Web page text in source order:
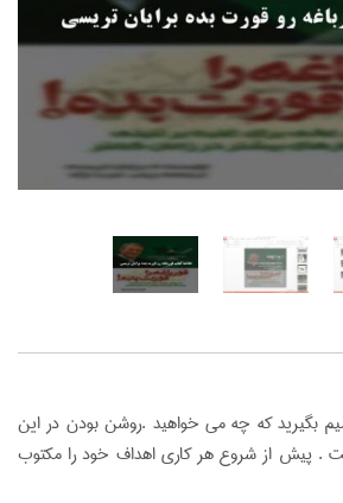
بگیرید که چه می خواهید .روشن بودن در این
پیش از شروع هر کاری اهداف خود را مکتوب